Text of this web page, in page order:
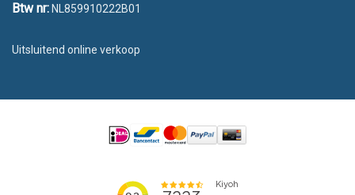
Btw nr: NL859910222B01
Uitsluitend online verkoop